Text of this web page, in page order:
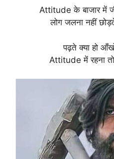
Attitude के बाजार में
लोग जलना नहीं
पढ़ते क्या हो
Attitude में रहना